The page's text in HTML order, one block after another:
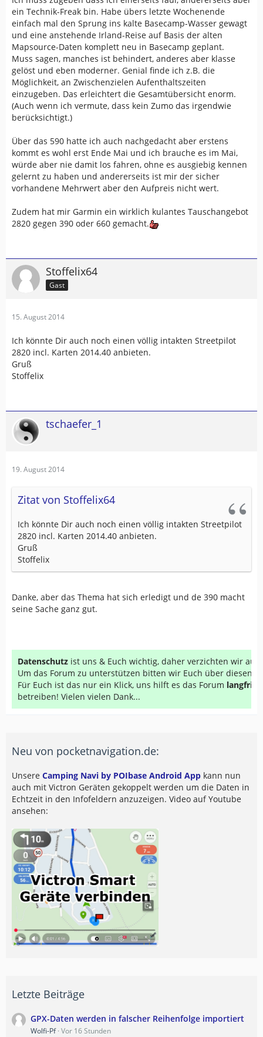
ein Technik-Freak bin. Habe übers letzte Wochenende
einfach mal den Sprung ins kalte Basecamp-Wasser gewagt
und eine anstehende Irland-Reise auf Basis der alten
Mapsource-Daten komplett neu in Basecamp geplant.
Muss sagen, manches ist behindert, anderes aber klasse
gelöst und eben moderner. Genial finde ich z.B. die
Möglichkeit, an Zwischenzielen Aufenthaltszeiten
einzugeben. Das erleichtert die Gesamtübersicht enorm.
(Auch wenn ich vermute, dass kein Zumo das irgendwie
berücksichtigt.)
Über das 590 hatte ich auch nachgedacht aber erstens
kommt es wohl erst Ende Mai und ich brauche es im Mai,
würde aber nie damit los fahren, ohne es ausgiebig kennen
gelernt zu haben und andererseits ist mir der sicher
vorhandene Mehrwert aber den Aufpreis nicht wert.
Zudem hat mir Garmin ein wirklich kulantes Tauschangebot
2820 gegen 390 oder 660 gemacht.
Stoffelix64
Gast
15. August 2014
Ich könnte Dir auch noch einen völlig intakten Streetpilot
2820 incl. Karten 2014.40 anbieten.
Gruß
Stoffelix
tschaefer_1
19. August 2014
Zitat von Stoffelix64
Ich könnte Dir auch noch einen völlig intakten Streetpilot
2820 incl. Karten 2014.40 anbieten.
Gruß
Stoffelix
Danke, aber das Thema hat sich erledigt und de 390 macht
seine Sache ganz gut.
Datenschutz ist uns & Euch wichtig, daher verzichten wir auf
Um das Forum zu unterstützen bitten wir Euch über diesen
Für Euch ist das nur ein Klick, uns hilft es das Forum
betreiben! Vielen vielen Dank...
Neu von pocketnavigation.de:
Unsere Camping Navi by POIbase Android App kann nun
auch mit Victron Geräten gekoppelt werden um die Daten in
Echtzeit in den Infofeldern anzuzeigen. Video auf Youtube
ansehen:
Letzte Beiträge
GPX-Daten werden in falscher Reihenfolge importiert
Wolfi-Pf Vor 16 Stunden